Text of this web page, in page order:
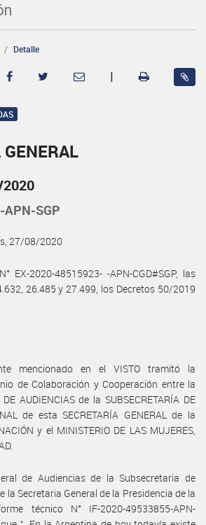
Detalle
|
APN-SGP
27/08/2020
EX-2020-48515923- -APN-CGD#SGP, las
26.485 y 27.499, los Decretos 50/2019
mencionado en el VISTO tramitó la
de Colaboración y Cooperación entre la
DE AUDIENCIAS de la SUBSECRETARÍA DE
de esta SECRETARÍA GENERAL de la
y el MINISTERIO DE LAS MUJERES,
de Audiencias de la Subsecretaria de
la Secretaria General de la Presidencia de la
técnico N° IF-2020-49533855-APN-